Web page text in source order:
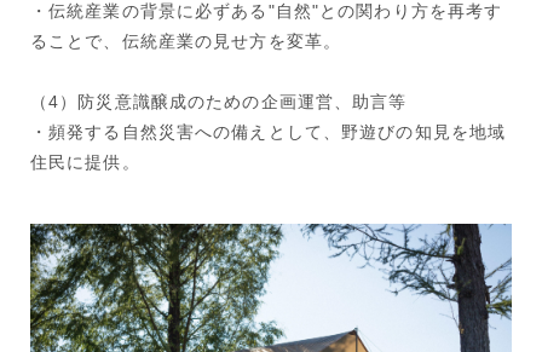
・伝統産業の背景に必ずある"自然"との関わり方を再考す
ることで、伝統産業の見せ方を変革。
（4）防災意識醸成のための企画運営、助言等
・頻発する自然災害への備えとして、野遊びの知見を地域
住民に提供。